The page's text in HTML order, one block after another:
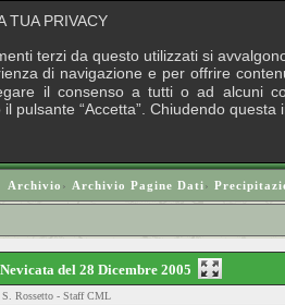
Archivio › Archivio Pagine Dati›
Nevicata del 28 Dicembre 2005
S. Rossetto - Staff CML
TUA PRIVACY
terzi da questo utilizzati si
di navigazione e per offrire
il consenso a tutti o ad alcuni
pulsante “Accetta”. Chiudendo